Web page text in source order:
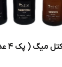
میگ ( پک ۴ عددی )